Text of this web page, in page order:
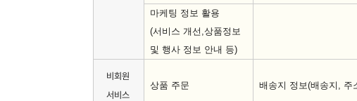
마케팅 정보 활용
(서비스 개선 ,상품정보
및 행사 정보 안내 등)
비회원
서비스
상품 주문 배송지 정보(배송지, 주